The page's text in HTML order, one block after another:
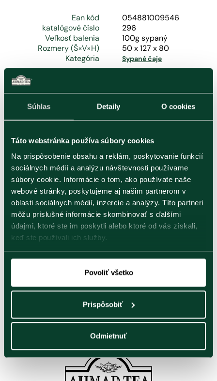
Súhlas Detaily O cookies
Táto webstránka používa súbory cookies
Na prispôsobenie obsahu a reklám, poskytovanie funkcií
sociálnych médií a analýzu návštevnosti používame
súbory cookie. Informácie o tom, ako používate naše
webové stránky, poskytujeme aj našim partnerom v
oblasti sociálnych médií, inzercie a analýzy. Títo partneri
môžu príslušné informácie skombinovať s ďalšími
údajmi, ktoré ste im poskytli alebo ktoré od vás získali,
keď ste používali ich služby.
Povoliť všetko
Prispôsobiť
Odmietnuť
Ean kód
054881009546
katalógové číslo
296
Veľkosť balenia
100g sypaný
Rozmery (Š×V×H)
50 x 127 x 80
Kategória
Sypané čaje
Súvisiace produkty
Jasmine Green
Tea | 25 sáčkov (s
úväzkom)
jazmínu